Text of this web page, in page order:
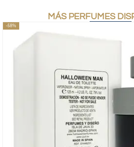
MÁS PERFUMES
-58%